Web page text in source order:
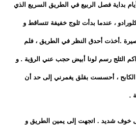
بداية فصل الربيع في الطريق السريع الذي
، عندما بدأت ثلوج خفيفة تتساقط و
.أخذت أحدق النظر في الطريق ، فلم
الثلج رسم لونا أبيض حجب عني الرؤية . و
، أحسست بقلق يغمرني إلى حد أن
.
خوف شديد . اتجهت إلى يمين الطريق و